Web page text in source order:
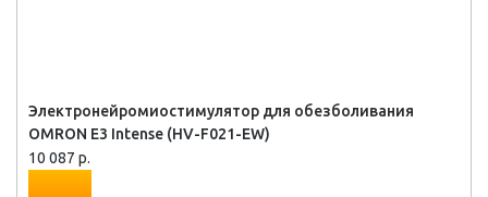
Электронейромиостимулятор для обезболивания
OMRON Е3 Intense (HV-F021-EW)
10 087 р.